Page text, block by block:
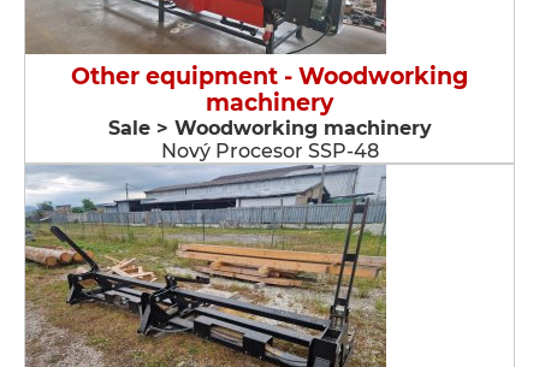
Other equipment - Woodworking
machinery
Sale > Woodworking machinery
Nový Procesor SSP-48